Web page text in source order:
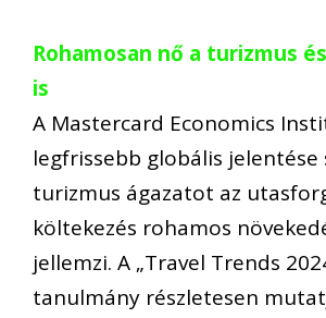
Rohamosan nő a turizmus
is
A Mastercard Economics
legfrissebb globális jelentése
turizmus ágazatot az
költekezés rohamos
jellemzi. A „Travel Trends
tanulmány részletesen